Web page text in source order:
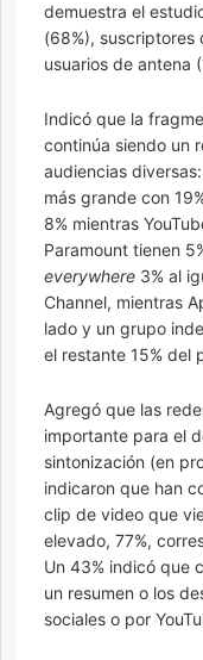
demuestra el
(68%), suscriptores
usuarios de antena
Indicó que la
continúa siendo un
audiencias
más grande con
8% mientras
Paramount tienen
everywhere 3% al
Channel, mientras
lado y un grupo
el restante 15% del
Agregó que las
importante para el
sintonización (en
indicaron que han
clip de video que
elevado, 77%,
Un 43% indicó que
un resumen o los
sociales o por